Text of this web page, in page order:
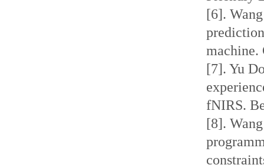
[6].
machine.
[7]. Yu
fNIRS.
[8].